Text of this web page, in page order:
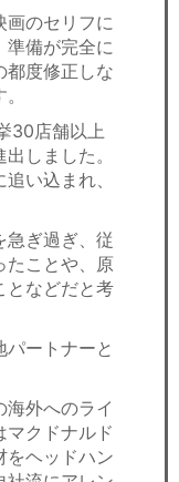
のセリフに
準備が完全に
都度修正しな
30店舗以上
しました。
い込まれ、
ぎ過ぎ、従
たことや、原
となどだと考
ートナーと
外へのライ
マクドナルド
をヘッドハン